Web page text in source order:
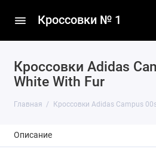
Кроссовки № 1
Кроссовки Adidas
White With Fur
Главная Кроссовки Adidas Campus
Описание